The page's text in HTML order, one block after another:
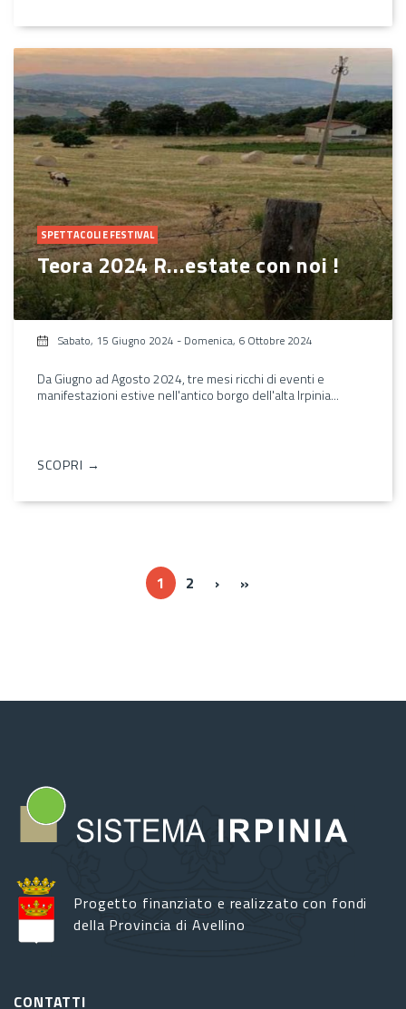
SPETTACOLI E FESTIVAL
Teora 2024 R...estate con noi !
Sabato, 15 Giugno 2024 - Domenica, 6 Ottobre 2024
Da Giugno ad Agosto 2024, tre mesi ricchi di eventi e
manifestazioni estive nell'antico borgo dell'alta Irpinia...
SCOPRI →
1 2 ››› »
Progetto finanziato e realizzato con fondi
della Provincia di Avellino
CONTATTI